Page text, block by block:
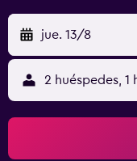
jue. 13/8
2 huéspedes, 1